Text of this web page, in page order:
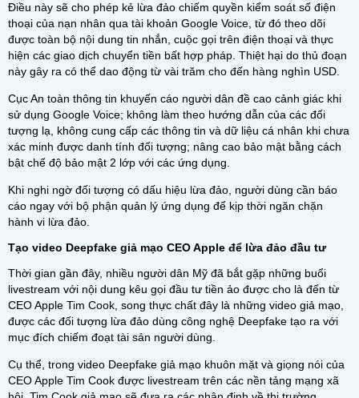
Điều này sẽ cho phép kẻ lừa đảo chiếm quyền kiểm soát số điện
thoại của nạn nhân qua tài khoản Google Voice, từ đó theo dõi
được toàn bộ nội dung tin nhắn, cuộc gọi trên điện thoại và thực
hiện các giao dịch chuyển tiền bất hợp pháp. Thiệt hại do thủ đoạn
này gây ra có thể dao động từ vài trăm cho đến hàng nghìn USD.
Cục An toàn thông tin khuyến cáo người dân đề cao cảnh giác khi
sử dụng Google Voice; không làm theo hướng dẫn của các đối
tượng lạ, không cung cấp các thông tin và dữ liệu cá nhân khi chưa
xác minh được danh tính đối tượng; nâng cao bảo mật bằng cách
bật chế độ bảo mật 2 lớp với các ứng dụng.
Khi nghi ngờ đối tượng có dấu hiệu lừa đảo, người dùng cần báo
cáo ngay với bộ phận quản lý ứng dụng để kịp thời ngăn chặn
hành vi lừa đảo.
Tạo video Deepfake giả mạo CEO Apple để lừa đảo đầu tư
Thời gian gần đây, nhiều người dân Mỹ đã bắt gặp những buổi
livestream với nội dung kêu gọi đầu tư tiền ảo được cho là đến từ
CEO Apple Tim Cook, song thực chất đây là những video giả mạo,
được các đối tượng lừa đảo dùng công nghệ Deepfake tạo ra với
mục đích chiếm đoạt tài sản người dùng.
Cụ thể, trong video Deepfake giả mạo khuôn mặt và giọng nói của
CEO Apple Tim Cook được livestream trên các nền tảng mạng xã